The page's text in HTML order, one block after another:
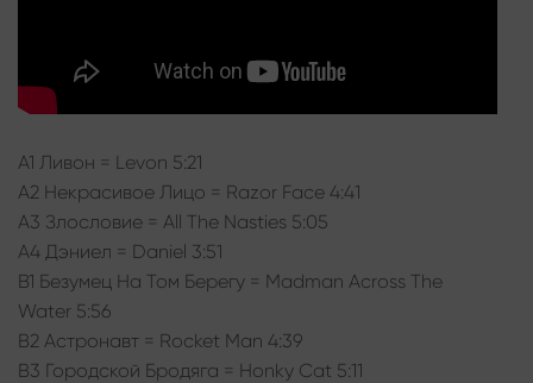
А1 Ливон = Levon 5:21
А2 Некрасивое Лицо = Razor Face 4:41
А3 Злословие = All The Nasties 5:05
А4 Дэниел = Daniel 3:51
В1 Безумец На Том Берегу = Madman Across The
Water 5:56
В2 Астронавт = Rocket Man 4:39
В3 Городской Бродяга = Honky Cat 5:11